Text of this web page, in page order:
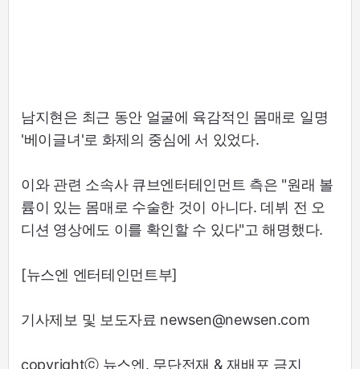
남지현은 최근 동안 얼굴에 육감적인 몸매로 일명
'베이글녀'로 화제의 중심에 서 있었다.
이와 관련 소속사 큐브엔터테인먼트 측은 "원래 볼
륨이 있는 몸매로 수술한 것이 아니다. 데뷔 전 오
디션 영상에도 이를 확인할 수 있다"고 해명했다.
[뉴스엔 엔터테인먼트부]
기사제보 및 보도자료 newsen@newsen.com
copyrightⓒ 뉴스엔. 무단전재 & 재배포 금지